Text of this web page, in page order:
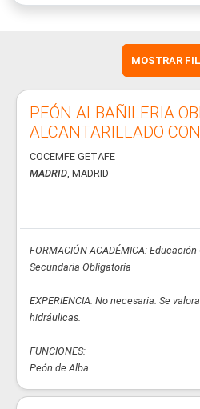
MOSTRAR
PEÓN ALBAÑILERIA
ALCANTARILLADO
COCEMFE GETAFE
MADRID, MADRID
FORMACIÓN ACADÉMICA:
Secundaria Obligatoria
EXPERIENCIA: No necesaria. Se
hidráulicas.
FUNCIONES:
Peón de Alba...